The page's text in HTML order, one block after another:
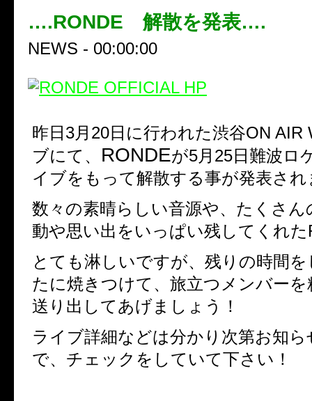
….RONDE 解散を発表….
NEWS - 00:00:00
昨日3月20日に行われた渋谷ON AIR
ブにて、 RONDEが5月25日難波ロ
イブをもって解散する事が発表さ
数々の素晴らしい音源や、たくさ
動や思い出をいっぱい残してくれた
とても淋しいですが、残りの時間
たに焼きつけて、旅立つメンバーを
送り出してあげましょう！
ライブ詳細などは分かり次第お知
で、チェックをしていて下さい！